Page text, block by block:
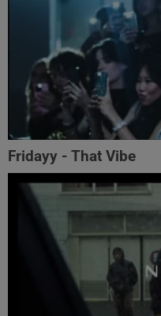
Fridayy - That Vibe